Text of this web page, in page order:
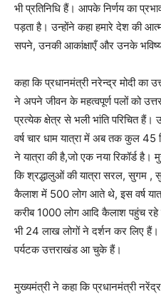
भी प्रतिनिधि हैं। आपके निर्णय का
पड़ता है। उन्होंने कहा हमारे देश की
सपने, उनकी आकांक्षाएँ और उनके
कहा कि प्रधानमंत्री नरेन्द्र मोदी का
ने अपने जीवन के महत्वपूर्ण पलों को
प्रत्येक क्षेत्र से भली भांति परिचित
वर्ष चार धाम यात्रा में अब तक कुल
ने यात्रा की है,जो एक नया रिकॉर्ड है।
कि श्रद्धालुओं की यात्रा सरल, सुगम ,
कैलाश में 500 लोग आते थे, इस वर्ष
करीब 1000 लोग आदि कैलाश पहुंच रहे
भी 24 लाख लोगों ने दर्शन कर लिए हैं।
पर्यटक उत्तराखंड आ चुके हैं।
मुख्यमंत्री ने कहा कि प्रधानमंत्री